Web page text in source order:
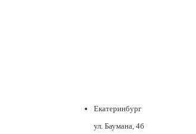
Екатеринбург
ул. Баумана, 4б